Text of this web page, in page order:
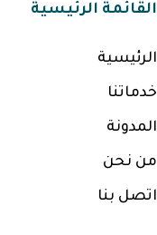
القائمة الرئيسية
الرئيسية
خدماتنا
المدونة
من نحن
اتصل بنا